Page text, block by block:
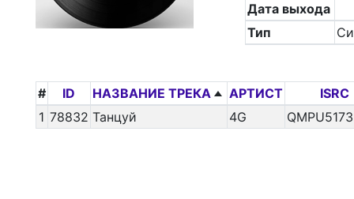
Дата выхода
Тип
# ID НАЗВАНИЕ ТРЕКА АРТИСТ
ISRC
1 78832 Танцуй 4G